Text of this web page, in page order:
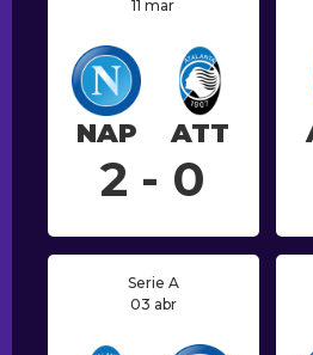
11 mar
NAP ATT
2 - 0
Serie A
03 abr